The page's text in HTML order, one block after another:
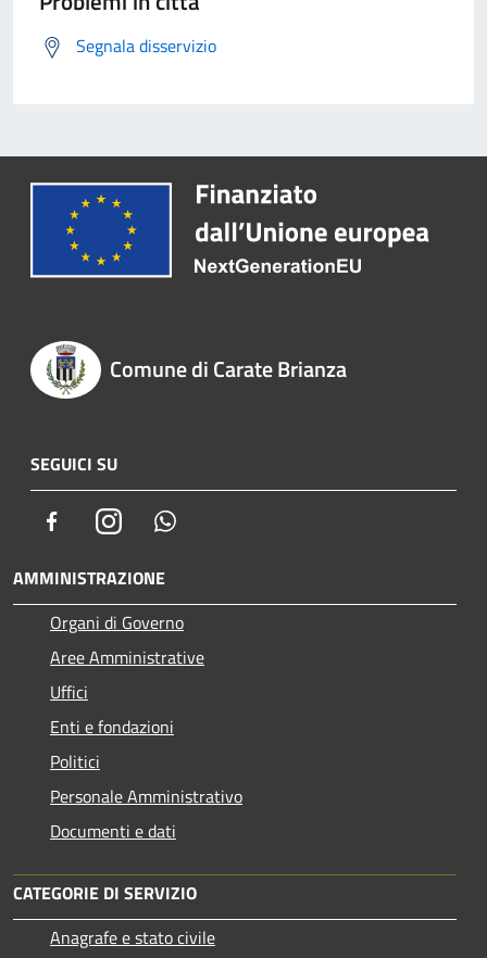
Segnala disservizio
Comune di Carate Brianza
SEGUICI SU
FacebookInstagram
AMMINISTRAZIONE
Organi di Governo
Aree Amministrative
Uffici
Enti e fondazioni
Politici
Personale Amministrativo
Documenti e dati
CATEGORIE DI SERVIZIO
Anagrafe e stato civile